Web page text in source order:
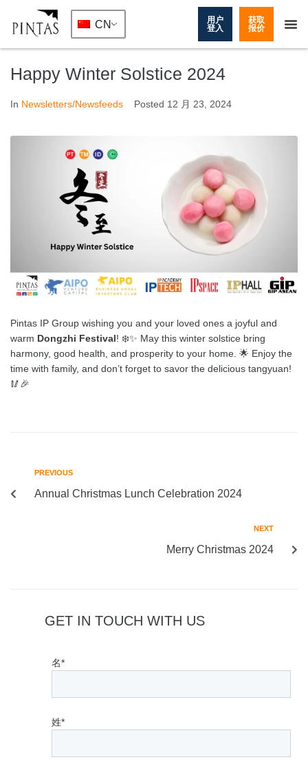
CN
用户
登入
获取
报价
Happy Winter Solstice 2024
In Newsletters/Newsfeeds Posted 12 月 23, 2024
Pintas IP Group wishing you and your loved ones a joyful and
warm Dongzhi Festival! ❄️✨ May this winter solstice bring
harmony, good health, and prosperity to your home. 🌟 Enjoy the
time with family, and don’t forget to savor the delicious tangyuan!
🥢🎉
PREVIOUS
Annual Christmas Lunch Celebration 2024
NEXT
Merry Christmas 2024
GET IN TOUCH WITH US
名*
姓*